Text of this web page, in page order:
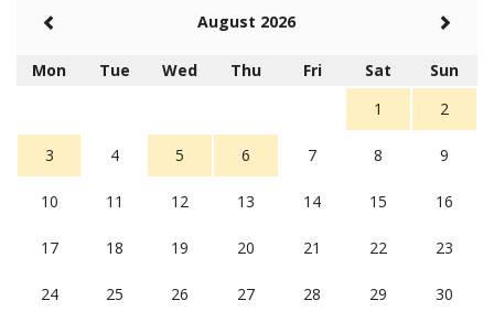
August 2026
Mon Tue Wed Thu Fri Sat
Sun
1
2
3 4 5 6 7 8 9
10 11 12 13 14 15 16
17 18 19 20 21 22 23
24 25 26 27 28 29 30